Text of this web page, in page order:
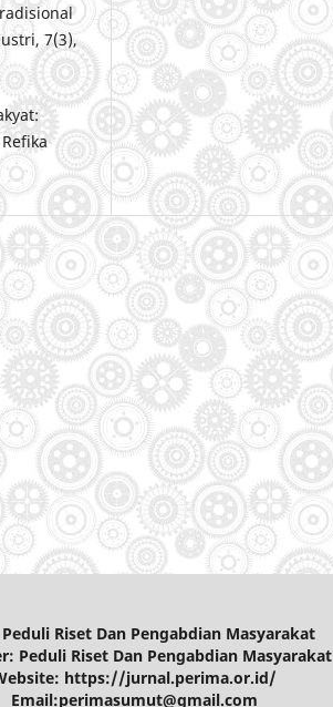
7(3),
Riset Dan Pengabdian Masyarakat
Peduli Riset Dan Pengabdian Masyarakat
https://jurnal.perima.or.id/
Email:perimasumut@gmail.com